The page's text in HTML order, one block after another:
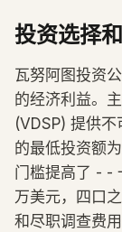
投资选择
瓦努阿图投资
的经济利益。
(VDSP) 提供
的最低投资额
门槛提高了 - -
万美元，四口
和尽职调查费